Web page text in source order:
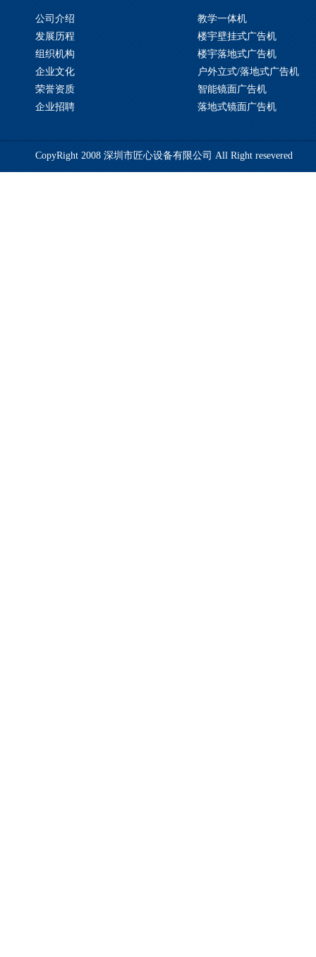
公司介绍
发展历程
组织机构
企业文化
荣誉资质
企业招聘
教学一体机
楼宇壁挂式广告机
楼宇落地式广告机
户外立式/落地式广告机
智能镜面广告机
落地式镜面广告机
CopyRight 2008 深圳市匠心设备有限公司 All Right resevered